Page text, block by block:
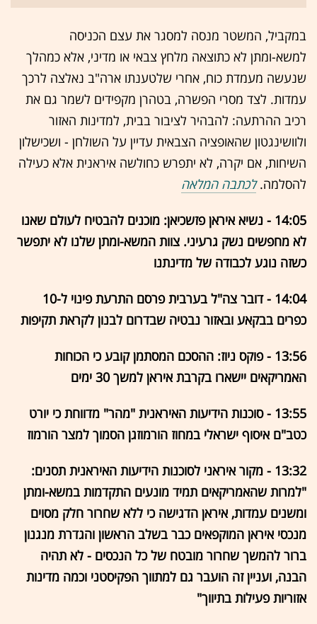
במקביל, המשטר מנסה למסגר את עצם הכניסה
למשא-ומתן לא כתוצאה מלחץ צבאי או מדיני, אלא כמהלך
שנעשה מעמדת כוח, אחרי שלטענתו ארה"ב נאלצה לרכך
עמדות. לצד מסרי הפשרה, בטהרן מקפידים לשמר גם את
רכיב ההרתעה: להבהיר לציבור בבית, למדינות האזור
ולוושינגטון שהאופציה הצבאית עדיין על השולחן - ושכישלון
השיחות, אם יקרה, לא יתפרש כחולשה איראנית אלא כעילה
להסלמה.לכתבה המלאה
14:05 - נשיא איראן פזשכיאן: מוכנים להבטיח לעולם שאנו
לא מחפשים נשק גרעיני. צוות המשא-ומתן שלנו לא יתפשר
כשזה נוגע לכבודה של מדינתנו
14:04 - דובר צה"ל בערבית פרסם התרעת פינוי ל-10
כפרים בבקאע ובאזור נבטיה שבדרום לבנון לקראת תקיפות
13:56 - פוקס ניוז: ההסכם המסתמן קובע כי הכוחות
האמריקאים יישארו בקרבת איראן למשך 30 ימים
13:55 - סוכנות הידיעות האיראנית "מהר" מדווחת כי יורט
כטב"ם איסוף ישראלי במחוז הורמוזגן הסמוך למצר הורמוז
13:32 - מקור איראני לסוכנות הידיעות האיראנית תסנים:
"למרות שהאמריקאים תמיד מונעים התקדמות במשא-ומתן
ומשנים עמדות, איראן הדגישה כי ללא שחרור חלק מסוים
מנכסי איראן המוקפאים כבר בשלב הראשון והגדרת מנגנון
ברור להמשך שחרור מובטח של כל הנכסים - לא תהיה
הבנה, ועניין זה הועבר גם למתווך הפקיסטני וכמה מדינות
אזוריות פעילות בתיווך"